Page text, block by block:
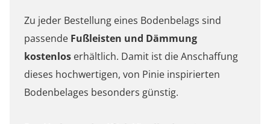
Zu jeder Bestellung eines Bodenbelags sind
passende Fußleisten und Dämmung
kostenlos erhältlich. Damit ist die Anschaffung
dieses hochwertigen, von Pinie inspirierten
Bodenbelages besonders günstig.